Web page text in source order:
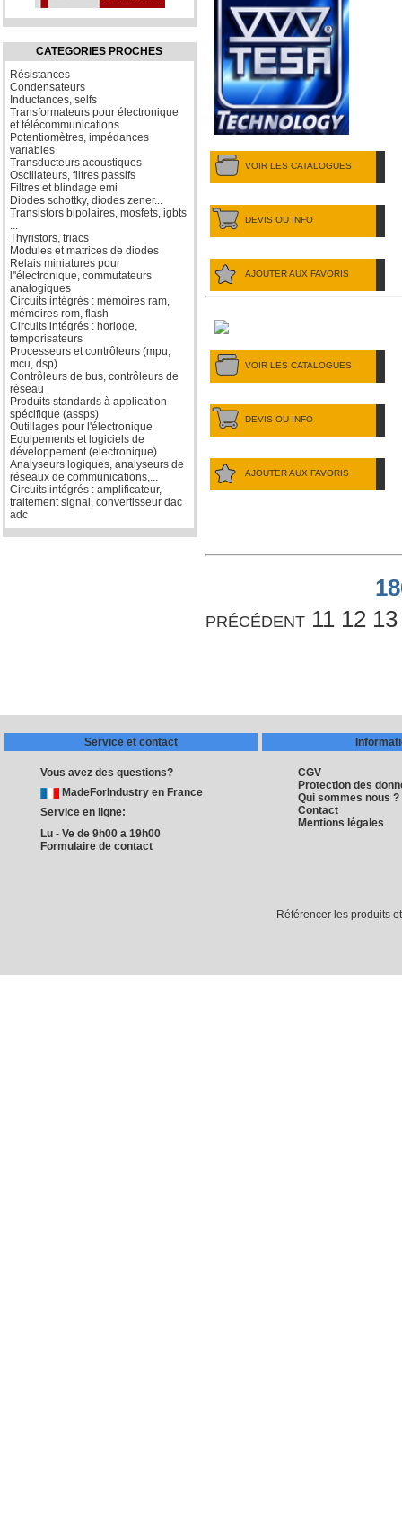
CATEGORIES PROCHES
Résistances
Condensateurs
Inductances, selfs
Transformateurs pour électronique
et télécommunications
Potentiomètres, impédances
variables
Transducteurs acoustiques
Oscillateurs, filtres passifs
Filtres et blindage emi
Diodes schottky, diodes zener...
Transistors bipolaires, mosfets, igbts
...
Thyristors, triacs
Modules et matrices de diodes
Relais miniatures pour
l''électronique, commutateurs
analogiques
Circuits intégrés : mémoires ram,
mémoires rom, flash
Circuits intégrés : horloge,
temporisateurs
Processeurs et contrôleurs (mpu,
mcu, dsp)
Contrôleurs de bus, contrôleurs de
réseau
Produits standards à application
spécifique (assps)
Outillages pour l'électronique
Equipements et logiciels de
développement (electronique)
Analyseurs logiques, analyseurs de
réseaux de communications,...
Circuits intégrés : amplificateur,
traitement signal, convertisseur dac
adc
VOIR LES CATALOGUES
DEVIS OU INFO
AJOUTER AUX FAVORIS
VOIR LES CATALOGUES
DEVIS OU INFO
AJOUTER AUX FAVORIS
précédent 11 12 13
Service et contact
Vous avez des questions?
MadeForIndustry en France
Service en ligne:
Lu - Ve de 9h00 a 19h00
Formulaire de contact
CGV
Protection des
Qui sommes nous ?
Contact
Mentions légales
Référencer les produits